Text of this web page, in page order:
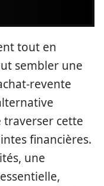
tout en
sembler une
revente
cette
financières.
une